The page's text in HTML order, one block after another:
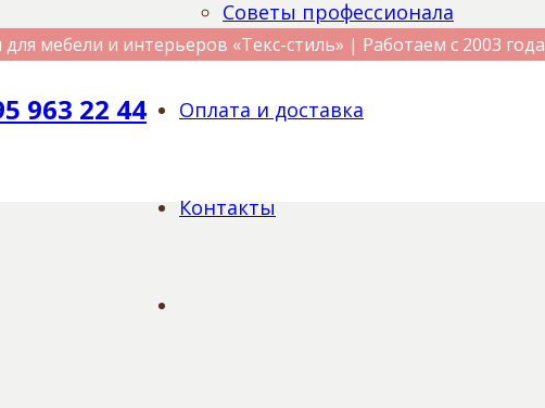
мебели и интерьеров «Текс-стиль» | Работаем с 2003 года
963 22 44
Советы профессионала
Оплата и доставка
Контакты